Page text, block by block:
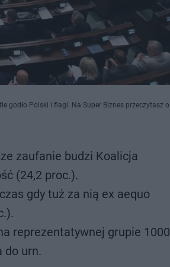
godło Polski i flagi. Na Super Biznes przeczytasz o
zaufanie budzi Koalicja
(24,2 proc.).
gdy tuż za nią ex aequo
reprezentatywnej grupie 1000
do urn.